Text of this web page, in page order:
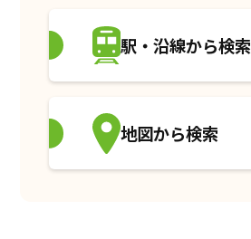
駅・沿線から検索
地図から検索